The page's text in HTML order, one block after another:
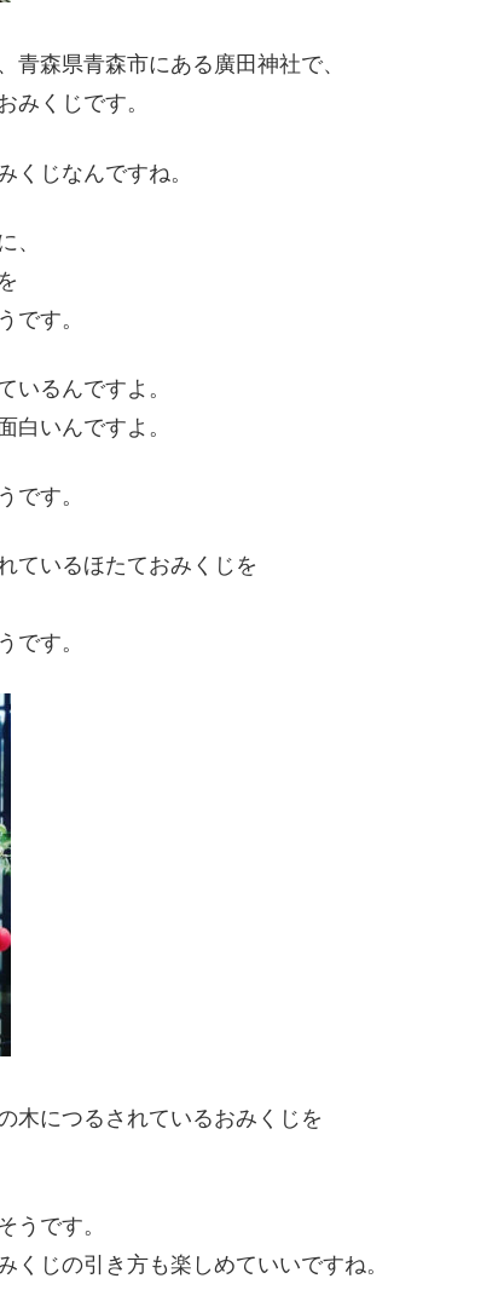
青森県青森市にある廣田神社で、
みくじです。
くじなんですね。
、
です。
いるんですよ。
白いんですよ。
です。
ているほたておみくじを
です。
木につるされているおみくじを
うです。
くじの引き方も楽しめていいですね。